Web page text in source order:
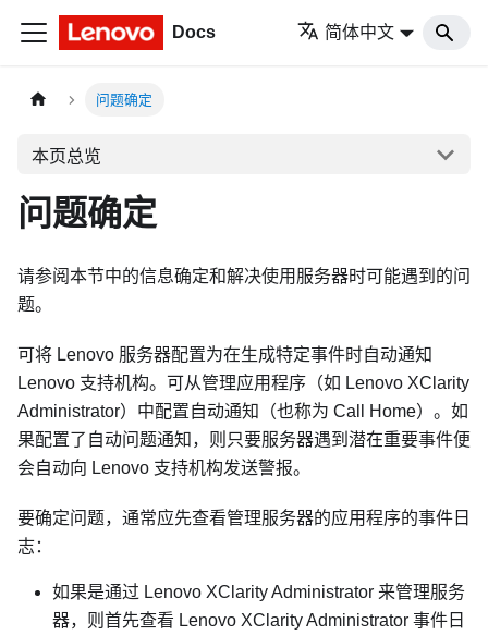
Docs 简体中文
问题确定
本页总览
问题确定
请参阅本节中的信息确定和解决使用服务器时可能遇到的问
题。
可将 Lenovo 服务器配置为在生成特定事件时自动通知
Lenovo 支持机构。可从管理应用程序（如 Lenovo XClarity
Administrator）中配置自动通知（也称为 Call Home）。如
果配置了自动问题通知，则只要服务器遇到潜在重要事件便
会自动向 Lenovo 支持机构发送警报。
要确定问题，通常应先查看管理服务器的应用程序的事件日
志：
如果是通过 Lenovo XClarity Administrator 来管理服务
器，则首先查看 Lenovo XClarity Administrator 事件日